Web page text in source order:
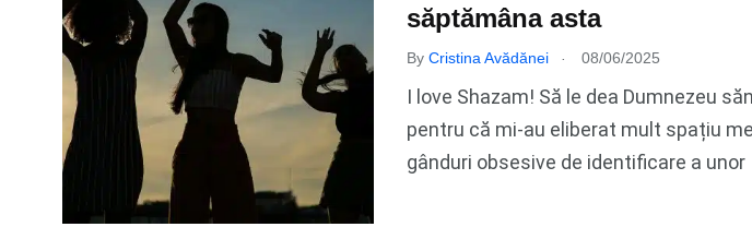
săptămâna asta
By Cristina Avădănei 08/06/2025
I love Shazam! Să le dea Dumnezeu
pentru că mi-au eliberat mult spațiu
gânduri obsesive de identificare a unor